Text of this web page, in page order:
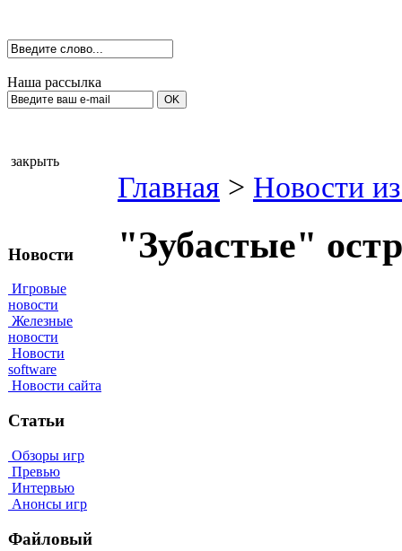
Наша рассылка
закрыть
Новости
Игровые
новости
Железные
новости
Новости
software
Новости сайта
Статьи
Обзоры игр
Превью
Интервью
Анонсы игр
Файловый
Главная > Новости
"Зубастые"